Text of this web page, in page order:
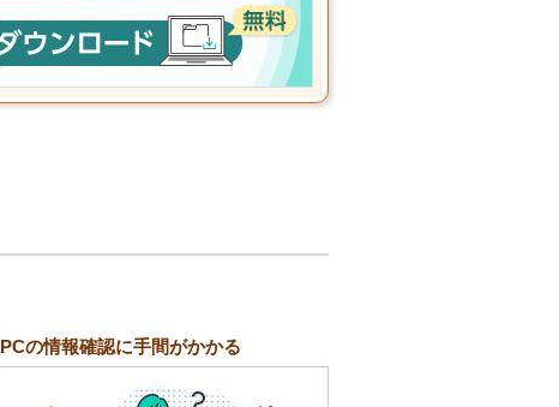
PCの情報確認に手間がかかる